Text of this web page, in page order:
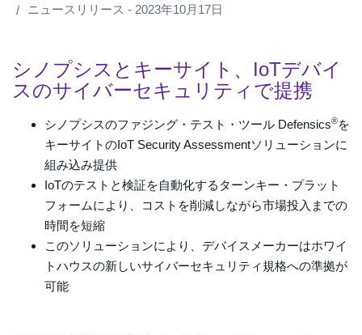
ニュースリリース - 2023年10月17日
シノプシスとキーサイト、IoTデバイ
スのサイバーセキュリティで提携
シノプシスのファジング・テスト・ツール Defensics®を
キーサイトのIoT Security Assessmentソリューションに
組み込み提供
IoTのテストと検証を自動化するターンキー・プラット
フォームにより、コストを削減しながら市場投入までの
時間を短縮
このソリューションにより、デバイスメーカーはホワイ
トハウスの新しいサイバーセキュリティ規格への準拠が
可能